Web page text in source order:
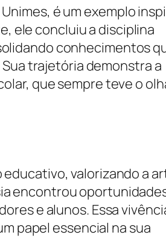
é um exemplo
ele concluiu a disciplina
conhecimentos
trajetória demonstra a
que sempre teve o
valorizando a
encontrou
e alunos. Essa
papel essencial na sua